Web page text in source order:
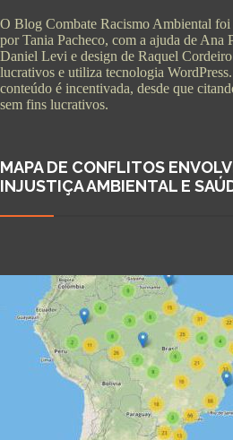
O Blog Combate Racismo Ambiental foi
por Tania Pacheco, com a ajuda de Ana
Daniel Levi e design de Raquel
lucrativos e utiliza tecnologia
conteúdo é incentivada, desde que
sem fins lucrativos.
MAPA DE CONFLITOS
INJUSTIÇA AMBIENTAL E